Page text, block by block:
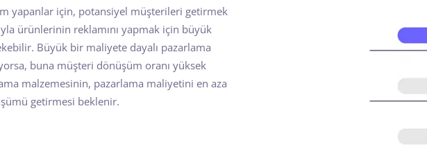
yapanlar için, potansiyel müşterileri getirmek
ürünlerinin reklamını yapmak için büyük
Büyük bir maliyete dayalı pazarlama
buna müşteri dönüşüm oranı yüksek
malzemesinin, pazarlama maliyetini en aza
getirmesi beklenir.